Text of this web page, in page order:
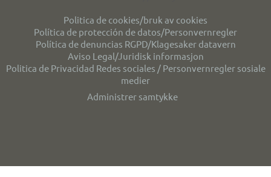
Politica de cookies/bruk av cookies
Política de protección de datos/Personvernregler
Política de denuncias RGPD/Klagesaker datavern
Aviso Legal/Juridisk informasjon
Politica de Privacidad Redes sociales / Personvernregler sosiale
medier
Administrer samtykke